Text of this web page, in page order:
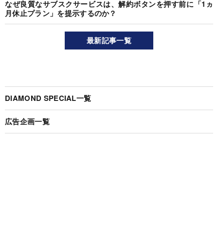
なぜ良質なサブスクサービスは、解約ボタンを押す前に「1ヵ
月休止プラン」を提示するのか？
最新記事一覧
DIAMOND SPECIAL一覧
広告企画一覧